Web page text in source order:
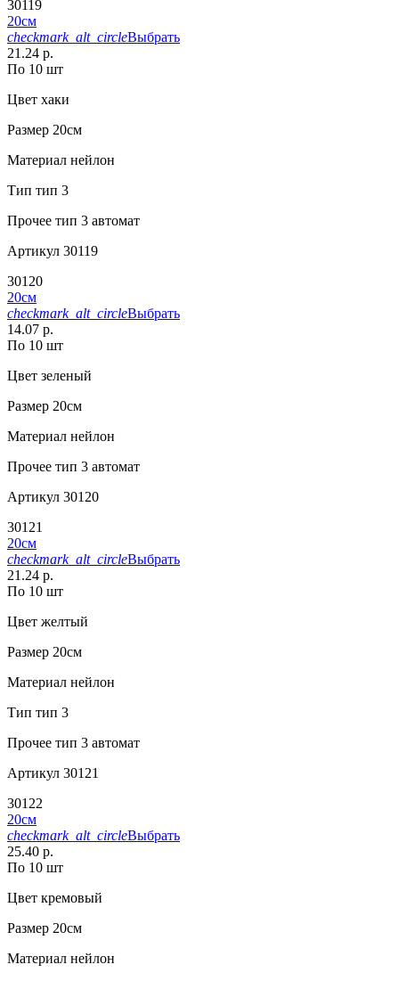
30119
20см
checkmark_alt_circleВыбрать
21.24 р.
По 10 шт
Цвет хаки
Размер 20см
Материал нейлон
Тип тип 3
Прочее тип 3 автомат
Артикул 30119
30120
20см
checkmark_alt_circleВыбрать
14.07 р.
По 10 шт
Цвет зеленый
Размер 20см
Материал нейлон
Прочее тип 3 автомат
Артикул 30120
30121
20см
checkmark_alt_circleВыбрать
21.24 р.
По 10 шт
Цвет желтый
Размер 20см
Материал нейлон
Тип тип 3
Прочее тип 3 автомат
Артикул 30121
30122
20см
checkmark_alt_circleВыбрать
25.40 р.
По 10 шт
Цвет кремовый
Размер 20см
Материал нейлон